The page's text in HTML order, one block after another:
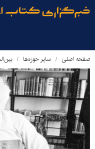
صفحه اصلی سایر حوزه‌ها